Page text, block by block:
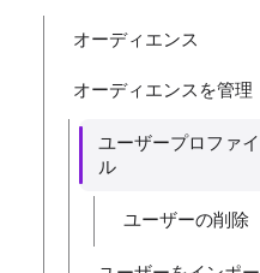
オーディエンス
オーディエンスを管理
ユーザープロファイ
ル
ユーザーの削除